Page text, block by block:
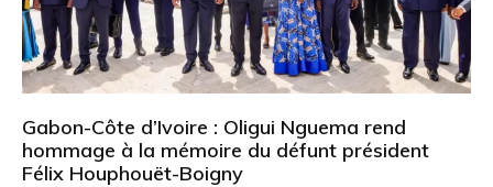
Gabon-Côte d’Ivoire : Oligui Nguema rend
hommage à la mémoire du défunt président
Félix Houphouët-Boigny